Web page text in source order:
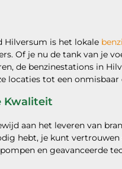
Hilversum is het lokale
Of je nu de tank van je
de benzinestations in
locaties tot een
Kwaliteit
aan het leveren van
hebt, je kunt
en geavanceerde